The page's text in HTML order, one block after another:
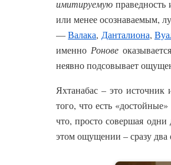
имитируемуюправедность
или менее осознаваемым,
—Валака, Данталиона,
именно Ронове
неявно подсовывает
Яхтанабас – это
того, что есть
что, просто совершая
этом ощущении – сразу два